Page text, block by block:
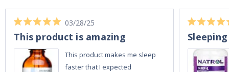
03/28/25
This product is amazing
This product makes me sleep
faster that I expected